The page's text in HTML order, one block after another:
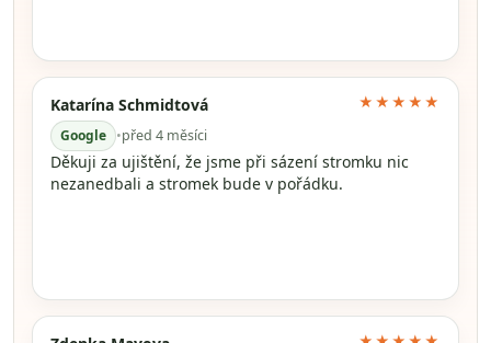
Katarína Schmidtová
Google •před 4 měsíci
★★★★★
Děkuji za ujištění, že jsme při sázení stromku nic
nezanedbali a stromek bude v pořádku.